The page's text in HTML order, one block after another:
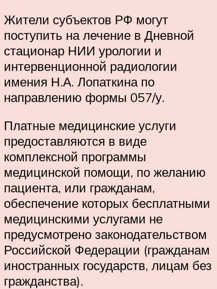
Жители субъектов РФ могут
поступить на лечение в Дневной
стационар НИИ урологии и
интервенционной радиологии
имения Н.А. Лопаткина по
направлению формы 057/у.
Платные медицинские услуги
предоставляются в виде
комплексной программы
медицинской помощи, по желанию
пациента, или гражданам,
обеспечение которых бесплатными
медицинскими услугами не
предусмотрено законодательством
Российской Федерации (гражданам
иностранных государств, лицам без
гражданства).